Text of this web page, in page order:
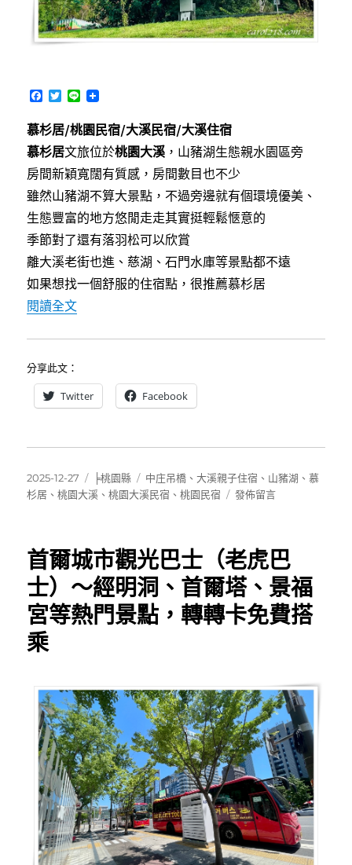
F
c
e
b
o
o
k
T
i
t
t
e
r
L
n
e
慕杉居/桃園民宿/大溪民宿/大溪住宿
慕杉居文旅位於桃園大溪 ，山豬湖生態親水園區旁
房間新穎寬闊有質感，房間數目也不少
雖然山豬湖不算大景點，不過旁邊就有個環境優美、
生態豐富的地方悠閒走走其實挺輕鬆愜意的
季節對了還有落羽松可以欣賞
離大溪老街也進、慈湖、石門水庫等景點都不遠
如果想找一個舒服的住宿點，很推薦慕杉居
閱讀全文〈[桃園大溪]慕杉居文旅～鄰近山豬湖生態親水
分享此文：
Twitter Facebook
發
佈
2025-12-27
分
類
╞桃園縣
標
籤
中庄吊橋 、大溪親子住宿 、 山豬湖 、慕
杉居 、桃園大溪 、桃園大溪民宿 、桃園民宿
在
溪]
慕
杉
居
文
近
山
豬
湖
生
態
水
園
區，
環
發佈留言
首爾城市觀光巴士（老虎巴
士）～經明洞、首爾塔、景福
宮等熱門景點，轉轉卡免費搭
乘